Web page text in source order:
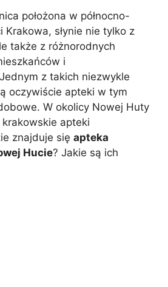
położona w północno-
Krakowa, słynie nie tylko z
także z różnorodnych
i
z takich niezwykle
oczywiście apteki w tym
W okolicy Nowej Huty
apteki
znajduje się apteka
Hucie? Jakie są ich